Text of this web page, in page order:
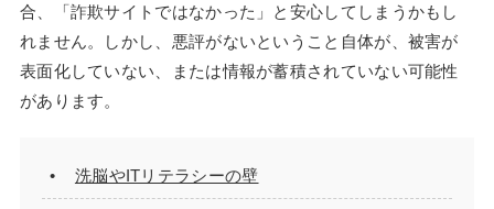
合、「詐欺サイトではなかった」と安心してしまうかもし
れません。しかし、悪評がないということ自体が、被害が
表面化していない、または情報が蓄積されていない可能性
があります。
洗脳やITリテラシーの壁